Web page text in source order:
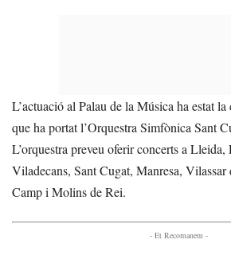
L’actuació al Palau de la Música ha estat
que ha portat l’Orquestra Simfònica Sant
L’orquestra preveu oferir concerts a
Viladecans, Sant Cugat, Manresa,
Camp i Molins de Rei.
- Et Recomanem -